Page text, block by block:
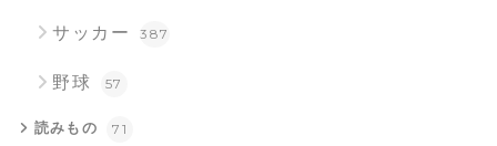
サッカー 387
野球 57
読みもの 71